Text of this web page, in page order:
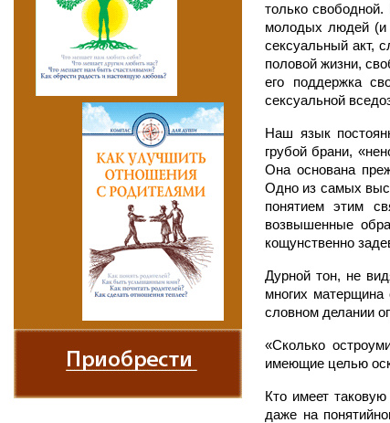
только
молодых людей
сексуальный акт,
половой жизни,
его поддержка
сексуальной
Наш язык
грубой брани,
Она основана
Одно из самых
понятием этим
возвышенные
кощунственно
Дурной тон, не
многих матерщина
словном делании
«Сколько
имеющие целью
Кто имеет
даже на